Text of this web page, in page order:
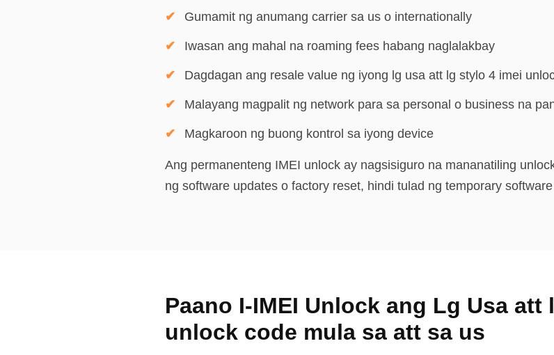
Gumamit ng anumang carrier sa us o internationally
Iwasan ang mahal na roaming fees habang naglalakbay
Dagdagan ang resale value ng iyong lg usa att lg stylo 4 imei
Malayang magpalit ng network para sa personal o business na
Magkaroon ng buong kontrol sa iyong device
Ang permanenteng IMEI unlock ay nagsisiguro na mananatiling
ng software updates o factory reset, hindi tulad ng temporary
Paano I-IMEI Unlock ang Lg Usa att
unlock code mula sa att sa us